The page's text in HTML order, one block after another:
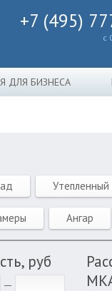
+7 (495)
с
ДЛЯ БИЗНЕСА
Утепленный
Ангар
руб